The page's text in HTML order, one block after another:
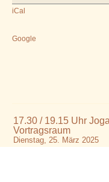
Uhr
im
iCal
Google
17.30 / 19.15 Uhr
Vortragsraum
Dienstag, 25. März 2025